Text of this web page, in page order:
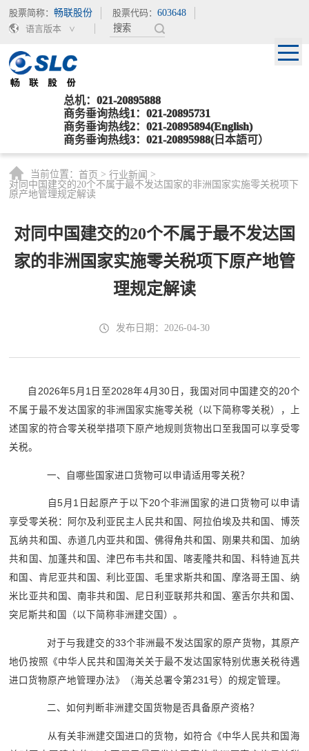
股票简称：畅联股份 股票代码：603648
语言版本
总机：021-20895888
商务垂询热线1：021-20895731
商务垂询热线2：021-20895894(English)
商务垂询热线3：021-20895988(日本語可）
当前位置：首页 >行业新闻 >
对同中国建交的20个不属于最不发达国家的非洲国家实施零关税项下
原产地管理规定解读
对同中国建交的20个不属于最不发达国
家的非洲国家实施零关税项下原产地管
理规定解读
发布日期：2026-04-30
自2026年5月1日至2028年4月30日，我国对同中国建交的20个
不属于最不发达国家的非洲国家实施零关税（以下简称零关税），上
述国家的符合零关税举措项下原产地规则货物出口至我国可以享受零
关税。
一、自哪些国家进口货物可以申请适用零关税？
自5月1日起原产于以下20个非洲国家的进口货物可以申请
享受零关税：阿尔及利亚民主人民共和国、阿拉伯埃及共和国、博茨
瓦纳共和国、赤道几内亚共和国、佛得角共和国、刚果共和国、加纳
共和国、加蓬共和国、津巴布韦共和国、喀麦隆共和国、科特迪瓦共
和国、肯尼亚共和国、利比亚国、毛里求斯共和国、摩洛哥王国、纳
米比亚共和国、南非共和国、尼日利亚联邦共和国、塞舌尔共和国、
突尼斯共和国（以下简称非洲建交国）。
对于与我建交的33个非洲最不发达国家的原产货物，其原产
地仍按照《中华人民共和国海关关于最不发达国家特别优惠关税待遇
进口货物原产地管理办法》（海关总署令第231号）的规定管理。
二、如何判断非洲建交国货物是否具备原产资格？
从有关非洲建交国进口的货物，如符合《中华人民共和国海